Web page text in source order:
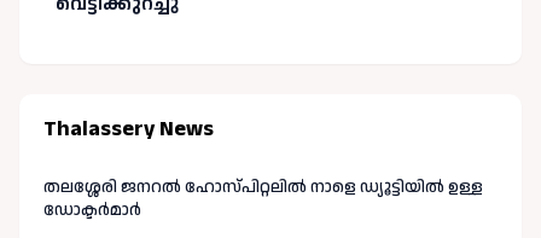
Thalassery News
തലശ്ശേരി ജനറൽ ഹോസ്പിറ്റലിൽ നാളെ ഡ്യൂട്ടിയിൽ ഉള്ള
ഡോക്ടർമാർ